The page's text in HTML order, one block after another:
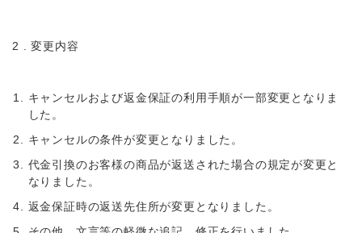
2 . 変更内容
キャンセルおよび返金保証の利用手順が一部変更となりま
した。
キャンセルの条件が変更となりました。
代金引換のお客様の商品が返送された場合の規定が変更と
なりました。
返金保証時の返送先住所が変更となりました。